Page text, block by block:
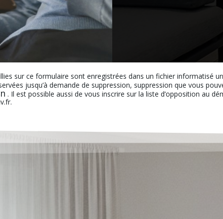
sur ce formulaire sont enregistrées dans un fichier informatisé
jusqu’à demande de suppression, suppression que vous
. Il est possible aussi de vous inscrire sur la liste d’opposition au